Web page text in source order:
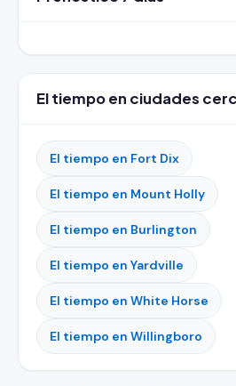
El tiempo en ciudades
El tiempo en Fort Dix
El tiempo en Mount Holly
El tiempo en Burlington
El tiempo en Yardville
El tiempo en White Horse
El tiempo en Willingboro